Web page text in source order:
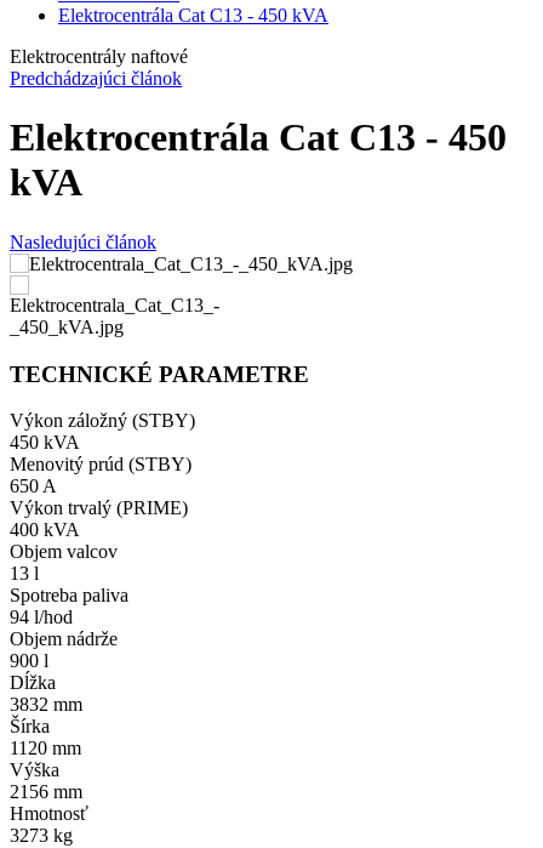
Elektrocentrála Cat C13 - 450 kVA
Elektrocentrály naftové
Predchádzajúci článok
Elektrocentrála Cat C13 - 450
kVA
Nasledujúci článok
TECHNICKÉ PARAMETRE
Výkon záložný (STBY)
450 kVA
Menovitý prúd (STBY)
650 A
Výkon trvalý (PRIME)
400 kVA
Objem valcov
13 l
Spotreba paliva
94 l/hod
Objem nádrže
900 l
Dĺžka
3832 mm
Šírka
1120 mm
Výška
2156 mm
Hmotnosť
3273 kg